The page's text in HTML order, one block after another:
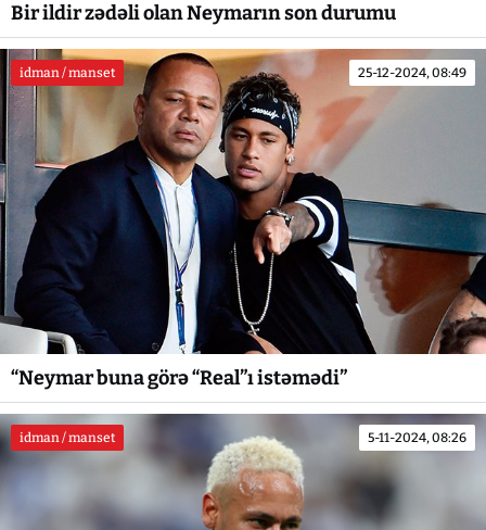
Bir ildir zədəli olan Neymarın son durumu
idman / manset 25-12-2024, 08:49
“Neymar buna görə “Real”ı istəmədi”
idman / manset 5-11-2024, 08:26